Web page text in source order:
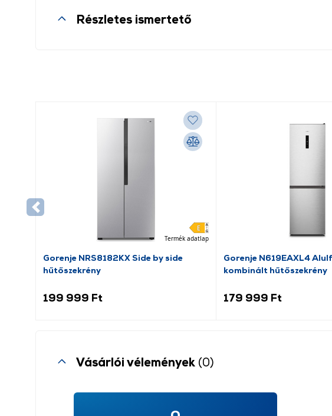
Részletes ismertető
Termék adatlap
Gorenje NRS8182KX Side by side
hűtőszekrény
199 999 Ft
Gorenje N619EAXL4
kombinált hűtőszekrény
179 999 Ft
Vásárlói vélemények (0)